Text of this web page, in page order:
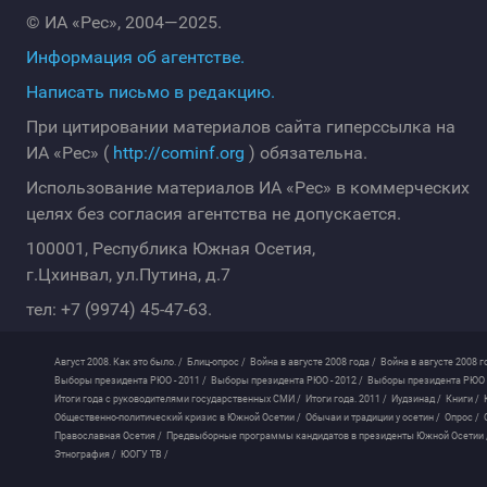
© ИА «Рес», 2004—2025.
Информация об агентстве.
Написать письмо в редакцию.
При цитировании материалов сайта гиперссылка на
ИА «Рес» ( http://cominf.org ) обязательна.
Использование материалов ИА «Рес» в коммерческих
целях без согласия агентства не допускается.
100001, Республика Южная Осетия,
г.Цхинвал, ул.Путина, д.7
тел: +7 (9974) 45-47-63.
Август 2008. Как это было. / Блиц-опрос / Война в августе 2008 года / Война в августе 2008
Выборы президента РЮО - 2011 / Выборы президента РЮО - 2012 / Выборы президента РЮО
Итоги года с руководителями государственных СМИ / Итоги года. 2011 / Иудзинад / Книги /
Общественно-политический кризис в Южной Осетии / Обычаи и традиции у осетин / Опрос /
Православная Осетия / Предвыборные программы кандидатов в президенты Южной Осетии
Этнография / ЮОГУ ТВ /